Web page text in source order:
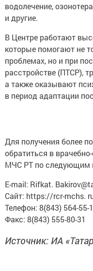
водолечение,
и другие.
В Центре работают
которые помогают не
проблемах, но и при
расстройстве (ПТСР),
а также оказывают
в период адаптации
Для получения более
обратиться в
МЧС РТ по следующим
E-mail: Rifkat.
Сайт: https://rcr-mchs.
Телефон: 8(843) 564-55-
Факс: 8(843) 555-80-31
Источник: ИА